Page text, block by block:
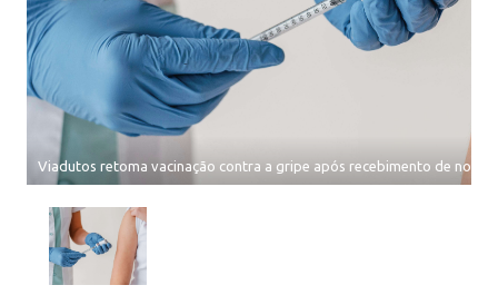
Viadutos retoma vacinação contra a gripe após recebimento de novas